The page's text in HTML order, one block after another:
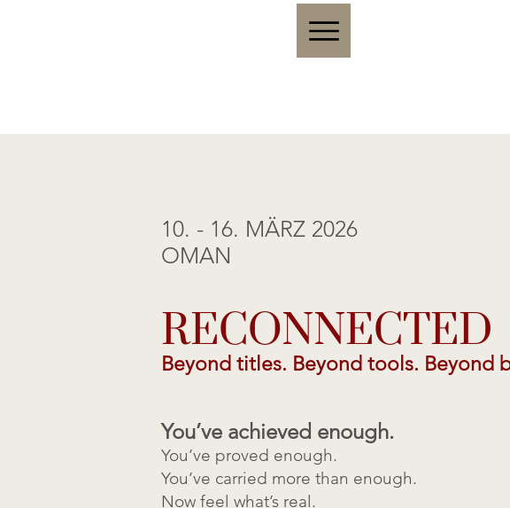
10. - 16. MÄRZ 2026
OMAN
RECONNECTED
Beyond titles. Beyond tools. Beyond
You’ve achieved enough.
You’ve proved enough.
You’ve carried more than enough.
Now feel what’s real.